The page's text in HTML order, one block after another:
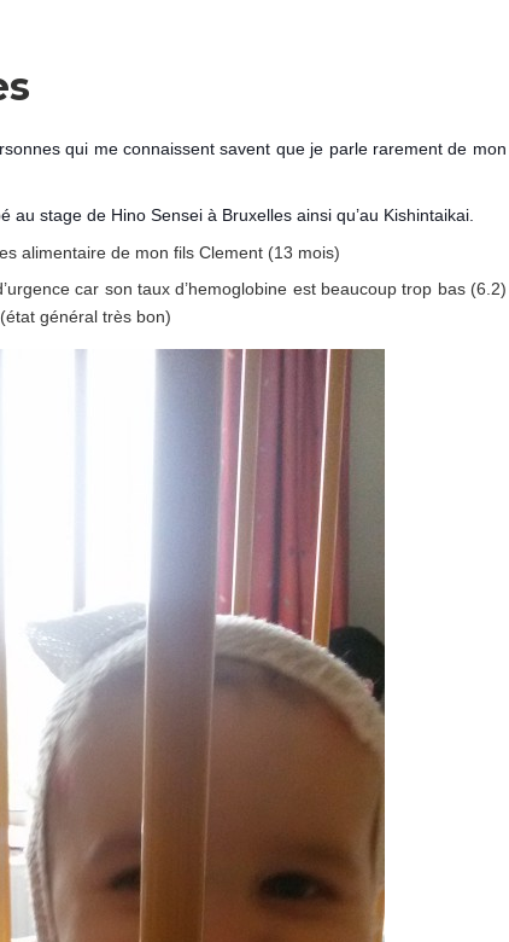
qui me connaissent savent que je parle rarement de mon
au stage de Hino Sensei à Bruxelles ainsi qu’au Kishintaikai.
alimentaire de mon fils Clement (13 mois)
car son taux d’hemoglobine est beaucoup trop bas (6.2)
général très bon)